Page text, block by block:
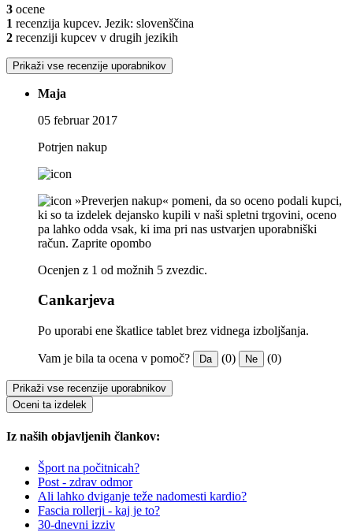
3 ocene
1 recenzija kupcev. Jezik: slovenščina
2 recenziji kupcev v drugih jezikih
Prikaži vse recenzije uporabnikov
Maja
05 februar 2017
Potrjen nakup
»Preverjen nakup« pomeni, da so oceno podali kupci,
ki so ta izdelek dejansko kupili v naši spletni trgovini, oceno
pa lahko odda vsak, ki ima pri nas ustvarjen uporabniški
račun. Zaprite opombo
Ocenjen z 1 od možnih 5 zvezdic.
Cankarjeva
Po uporabi ene škatlice tablet brez vidnega izboljšanja.
Vam je bila ta ocena v pomoč? Da (0) Ne (0)
Prikaži vse recenzije uporabnikov
Oceni ta izdelek
Iz naših objavljenih člankov:
Šport na počitnicah?
Post - zdrav odmor
Ali lahko dviganje teže nadomesti kardio?
Fascia rollerji - kaj je to?
30-dnevni izziv